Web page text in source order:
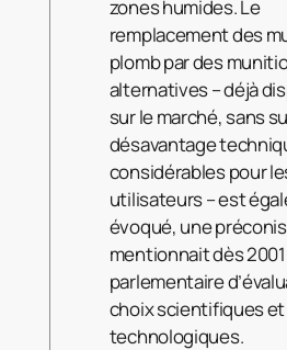
zones humides. Le
remplacement des
plomb par des
alternatives – déjà
sur le marché, sans
désavantage
considérables pour
utilisateurs – est
évoqué, une
mentionnait dès 2001
parlementaire
choix scientifiques et
technologiques.